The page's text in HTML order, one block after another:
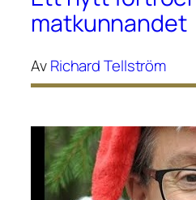
matkunnandet
AvRichard Tellström